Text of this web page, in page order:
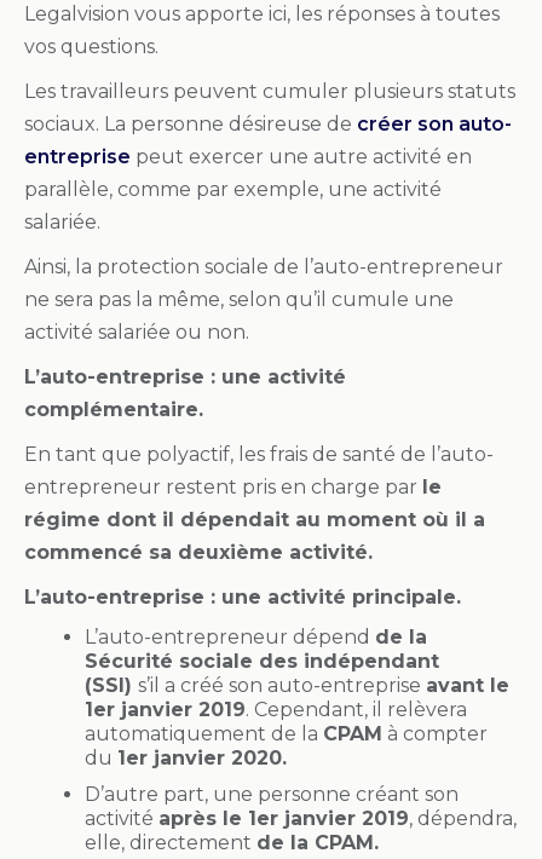
Legalvision vous apporte ici, les réponses à toutes
vos questions.
Les travailleurs peuvent cumuler plusieurs statuts
sociaux. La personne désireuse de créer son auto-
entreprise peut exercer une autre activité en
parallèle, comme par exemple, une activité
salariée.
Ainsi, la protection sociale de l’auto-entrepreneur
ne sera pas la même, selon qu’il cumule une
activité salariée ou non.
L’auto-entreprise : une activité
complémentaire.
En tant que polyactif, les frais de santé de l’auto-
entrepreneur restent pris en charge par le
régime dont il dépendait au moment où il a
commencé sa deuxième activité.
L’auto-entreprise : une activité principale.
L’auto-entrepreneur dépend de la
Sécurité sociale des indépendant
(SSI) s’il a créé son auto-entreprise avant le
1er janvier 2019. Cependant, il relèvera
automatiquement de la CPAM à compter
du 1er janvier 2020.
D’autre part, une personne créant son
activité après le 1er janvier 2019, dépendra,
elle, directement de la CPAM.